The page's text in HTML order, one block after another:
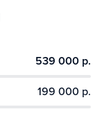
539 000 р.
199 000 р.